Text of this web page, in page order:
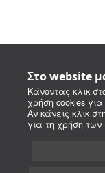
Στο website
Κάνοντας κλικ
χρήση cookies
Αν κάνεις κλικ
για τη χρήση των